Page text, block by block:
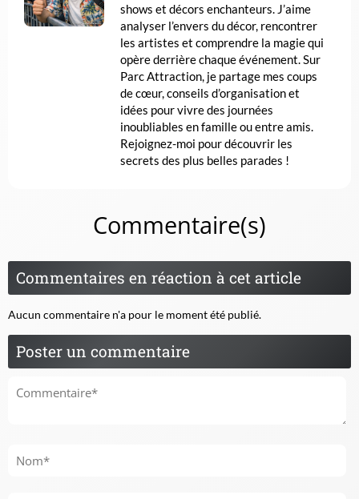
shows et décors enchanteurs. J’aime
analyser l’envers du décor, rencontrer
les artistes et comprendre la magie qui
opère derrière chaque événement. Sur
Parc Attraction, je partage mes coups
de cœur, conseils d’organisation et
idées pour vivre des journées
inoubliables en famille ou entre amis.
Rejoignez-moi pour découvrir les
secrets des plus belles parades !
Commentaire(s)
Commentaires en réaction à cet article
Aucun commentaire n'a pour le moment été publié.
Poster un commentaire